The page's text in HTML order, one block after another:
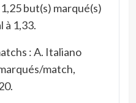
but(s) marqué(s)
à 1,33.
: A. Italiano
match,